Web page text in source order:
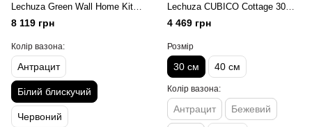
Lechuza Green Wall Home Kit
Glossy білий блискучий
8 119 грн
Колір вазона:
Антрацит
Білий блискучий
Червоний
Lechuza CUBICO Cottage 30
світло-сірий
4 469 грн
Розмір
30 см 40 см
Колір вазона:
Антрацит Бежевий